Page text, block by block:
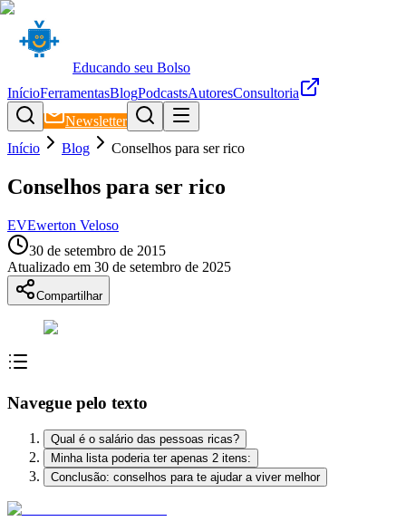
Educando seu Bolso
InícioFerramentasBlogPodcastsAutoresConsultoria
Newsletter
Início
Blog Conselhos para ser rico
Conselhos para ser rico
EVEwerton Veloso
30 de setembro de 2015
Atualizado em 30 de setembro de 2025
Compartilhar
Navegue pelo texto
Qual é o salário das pessoas ricas?
Minha lista poderia ter apenas 2 itens:
Conclusão: conselhos para te ajudar a viver melhor